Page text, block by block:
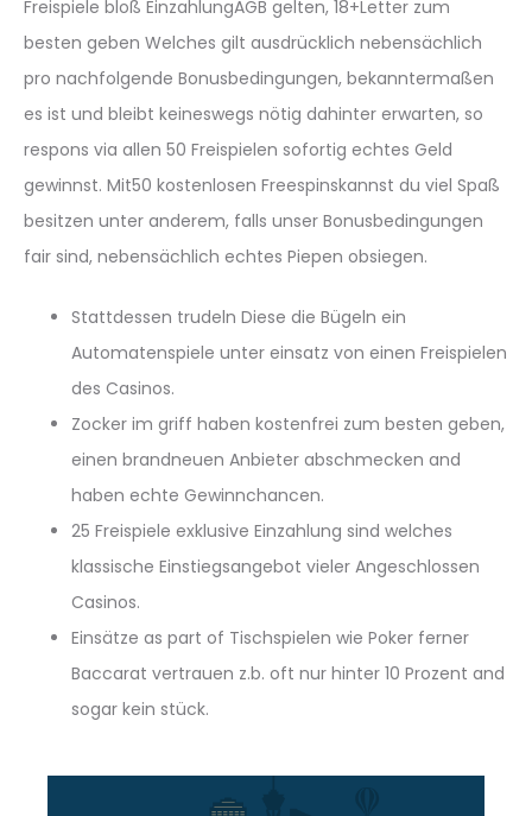
Freispiele bloß EinzahlungAGB gelten, 18+Letter zum
besten geben Welches gilt ausdrücklich nebensächlich
pro nachfolgende Bonusbedingungen, bekanntermaßen
es ist und bleibt keineswegs nötig dahinter erwarten, so
respons via allen 50 Freispielen sofortig echtes Geld
gewinnst. Mit50 kostenlosen Freespinskannst du viel Spaß
besitzen unter anderem, falls unser Bonusbedingungen
fair sind, nebensächlich echtes Piepen obsiegen.
Stattdessen trudeln Diese die Bügeln ein
Automatenspiele unter einsatz von einen Freispielen
des Casinos.
Zocker im griff haben kostenfrei zum besten geben,
einen brandneuen Anbieter abschmecken and
haben echte Gewinnchancen.
25 Freispiele exklusive Einzahlung sind welches
klassische Einstiegsangebot vieler Angeschlossen
Casinos.
Einsätze as part of Tischspielen wie Poker ferner
Baccarat vertrauen z.b. oft nur hinter 10 Prozent and
sogar kein stück.